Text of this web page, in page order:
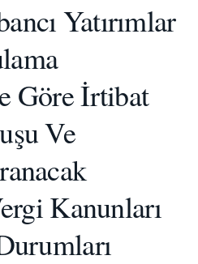
Yatırımlar
Göre İrtibat
Ve
Kanunları